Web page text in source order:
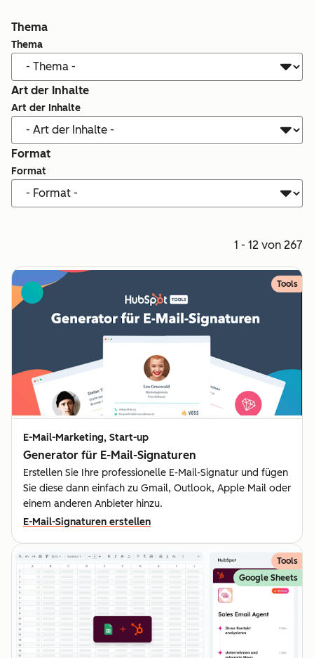
Thema
Thema
Art der Inhalte
Art der Inhalte
Format
Format
1 - 12 von 267
Tools
E-Mail-Marketing, Start-up
Generator für E-Mail-Signaturen
Erstellen Sie Ihre professionelle E-Mail-Signatur und fügen
Sie diese dann einfach zu Gmail, Outlook, Apple Mail oder
einem anderen Anbieter hinzu.
E-Mail-Signaturen erstellen
Tools
Google Sheets